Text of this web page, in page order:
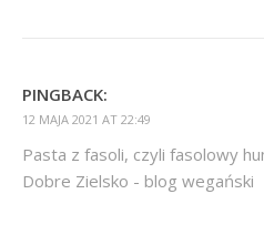
PINGBACK:
12 MAJA 2021 AT 22:49
Pasta z fasoli, czyli fasolowy
Dobre Zielsko - blog wegański